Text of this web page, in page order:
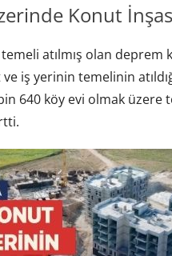
Konut
atılmış olan deprem
iş yerinin temelinin
640 köy evi olmak üzere